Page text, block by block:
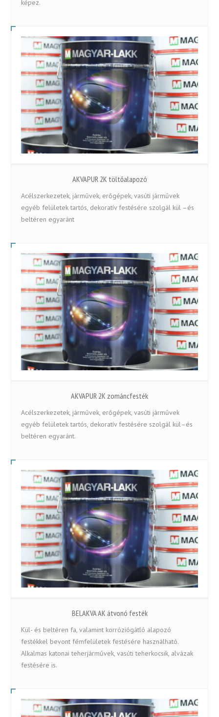
képez.
AKVAPUR 2K töltőalapozó
Acélszerkezetek, járművek, erőgépek, vasúti járművek
egyéb felületek tartós, dekoratív festésére szolgál kül –és
beltéren egyaránt
AKVAPUR 2K zománcfesték
Acélszerkezetek, járművek, erőgépek, vasúti járművek
egyéb felületek tartós, dekoratív festésére szolgál kül–és
beltéren egyaránt.
BELAKVA AK átvonó festék
Kül- és beltéren fa, valamint korróziógátló alapozó
festékkel bevont fémfelületek festésére használható.
Alkalmas katonai teherjárművek, vasúti teherkocsik, alvázak
festésére is.